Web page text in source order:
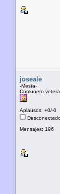
joseale
-Mesta-
Comunero
Aplausos: +0/-0
Mensajes: 196